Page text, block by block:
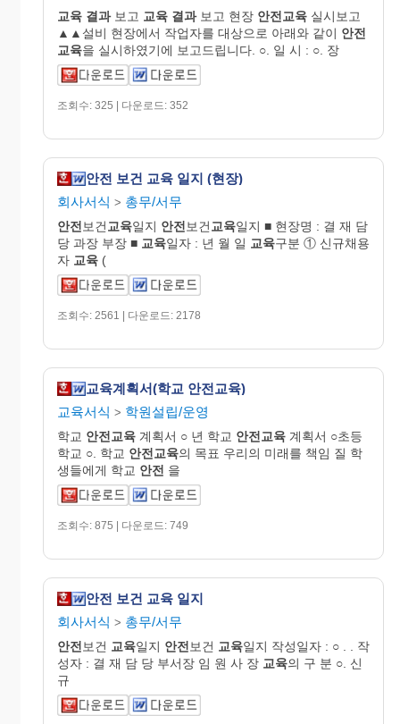
교육 결과보고 교육 결과보고 현장 안전교육 실시보고
▲▲설비 현장에서 작업자를 대상으로 아래와 같이 안전
교육을 실시하였기에 보고드립니다. ○. 일 시 : ○. 장
조회수: 325 | 다운로드: 352
안전 보건 교육 일지 (현장)
회사서식 > 총무/서무
안전보건 교육일지 안전보건 교육일지 ■ 현장명 : 결 재 담
당 과장 부장 ■ 교육일자 : 년 월 일 교육구분 ① 신규채용
자 교육 (
조회수: 2561 | 다운로드: 2178
교육계획서(학교 안전교육)
교육서식 > 학원설립/운영
학교 안전교육 계획서 ○ 년 학교 안전교육 계획서 ○초등
학교 ○. 학교 안전교육의 목표 우리의 미래를 책임 질 학
생들에게 학교 안전 을
조회수: 875 | 다운로드: 749
안전 보건 교육 일지
회사서식 > 총무/서무
안전보건 교육일지 안전보건 교육일지 작성일자 : ○ . . 작
성자 : 결 재 담 당 부서장 임 원 사 장 교육의 구 분 ○. 신
규